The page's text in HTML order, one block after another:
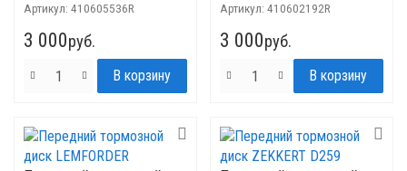
Артикул: 410605536R
3 000руб.
Артикул: 410602192R
3 000руб.